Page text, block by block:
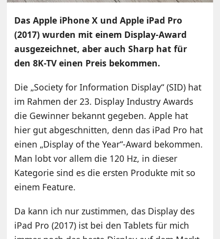
Das Apple iPhone X und Apple iPad Pro
(2017) wurden mit einem Display-Award
ausgezeichnet, aber auch Sharp hat für
den 8K-TV einen Preis bekommen.
Die „Society for Information Display“ (SID) hat
im Rahmen der 23. Display Industry Awards
die Gewinner bekannt gegeben. Apple hat
hier gut abgeschnitten, denn das iPad Pro hat
einen „Display of the Year“-Award bekommen.
Man lobt vor allem die 120 Hz, in dieser
Kategorie sind es die ersten Produkte mit so
einem Feature.
Da kann ich nur zustimmen, das Display des
iPad Pro (2017) ist bei den Tablets für mich